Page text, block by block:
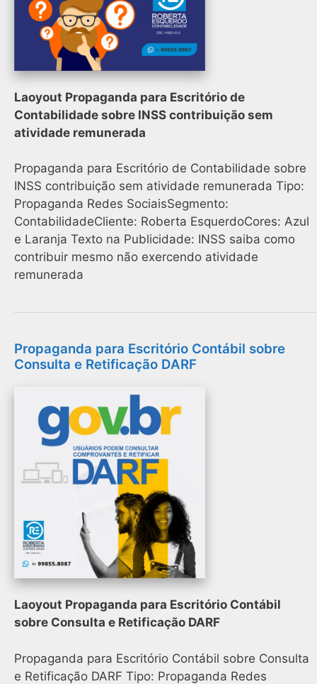
Laoyout Propaganda para Escritório de
Contabilidade sobre INSS contribuição sem
atividade remunerada
Propaganda para Escritório de Contabilidade sobre
INSS contribuição sem atividade remunerada Tipo:
Propaganda Redes SociaisSegmento:
ContabilidadeCliente: Roberta EsquerdoCores: Azul
e Laranja Texto na Publicidade: INSS saiba como
contribuir mesmo não exercendo atividade
remunerada
Propaganda para Escritório Contábil sobre
Consulta e Retificação DARF
Laoyout Propaganda para Escritório Contábil
sobre Consulta e Retificação DARF
Propaganda para Escritório Contábil sobre Consulta
e Retificação DARF Tipo: Propaganda Redes